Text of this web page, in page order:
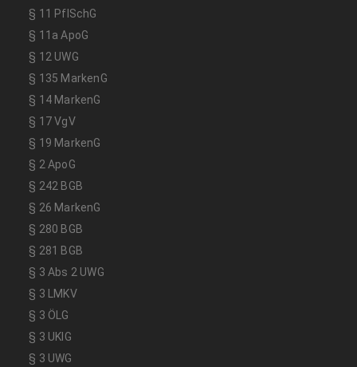
§ 11 PflSchG
§ 11a ApoG
§ 12 UWG
§ 135 MarkenG
§ 14 MarkenG
§ 17 VgV
§ 19 MarkenG
§ 2 ApoG
§ 242 BGB
§ 26 MarkenG
§ 280 BGB
§ 281 BGB
§ 3 Abs 2 UWG
§ 3 LMKV
§ 3 ÖLG
§ 3 UKlG
§ 3 UWG